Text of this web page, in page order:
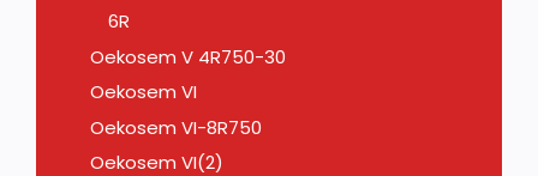
6R
Oekosem V 4R750-30
Oekosem VI
Oekosem VI-8R750
Oekosem VI(2)